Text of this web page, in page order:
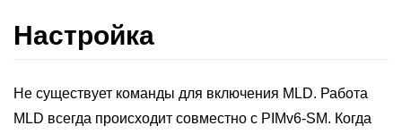
Настройка
Не существует команды для включения MLD. Работа
MLD всегда происходит совместно с PIMv6-SM. Когда